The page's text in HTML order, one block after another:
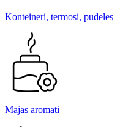
Konteineri, termosi, pudeles
Mājas aromāti